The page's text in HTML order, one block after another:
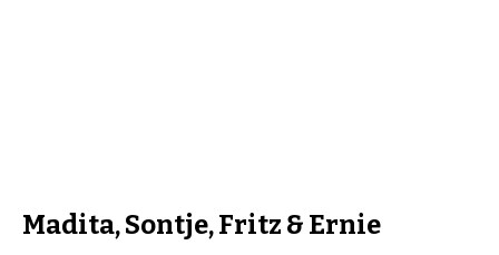
Madita, Sontje, Fritz & Ernie